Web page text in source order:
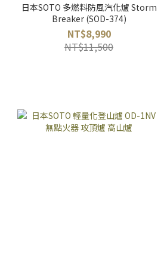
日本SOTO 多燃料防風汽化爐 Storm
Breaker (SOD-374)
NT$8,990
NT$11,500